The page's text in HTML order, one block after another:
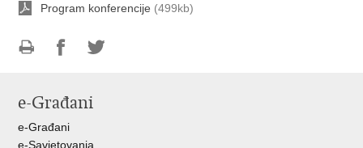
Program konferencije (499kb)
FacebookuTwitteru
e-Građani
e-Građani
e-Savjetovanja